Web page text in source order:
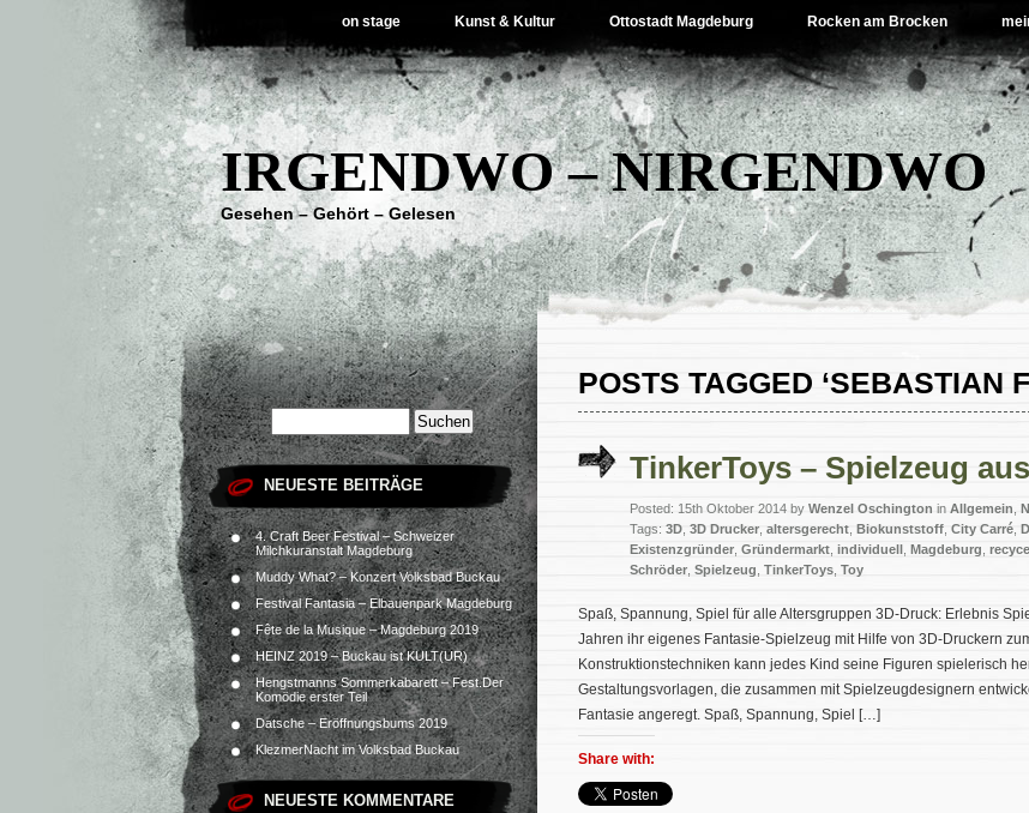
on stage Kunst & Kultur Ottostadt Magdeburg Rocken am Brocken
IRGENDWO – NIRGENDWO
Gesehen – Gehört – Gelesen
NEUESTE BEITRÄGE
4. Craft Beer Festival – Schweizer
Milchkuranstalt Magdeburg
Muddy What? – Konzert Volksbad Buckau
Festival Fantasia – Elbauenpark Magdeburg
Fête de la Musique – Magdeburg 2019
HEINZ 2019 – Buckau ist KULT(UR)
Hengstmanns Sommerkabarett – Fest.Der
Komödie erster Teil
Datsche – Eröffnungsbums 2019
KlezmerNacht im Volksbad Buckau
NEUESTE KOMMENTARE
POSTS TAGGED ‘SEBASTIAN
TinkerToys – Spielzeug
Posted: 15th Oktober 2014 by Wenzel Oschington in Allgemein
Tags: 3D 3D Drucker altersgerecht Biokunststoff City Carré
Existenzgründer Gründermarkt individuell Magdeburg
Schröder Spielzeug TinkerToys Toy
Spaß, Spannung, Spiel für alle Altersgruppen 3D-Druck: Erlebnis
Jahren ihr eigenes Fantasie-Spielzeug mit Hilfe von 3D-Druckern
Konstruktionstechniken kann jedes Kind seine Figuren spielerisch
Gestaltungsvorlagen, die zusammen mit Spielzeugdesignern
Fantasie angeregt. Spaß, Spannung, Spiel […]
Share with: